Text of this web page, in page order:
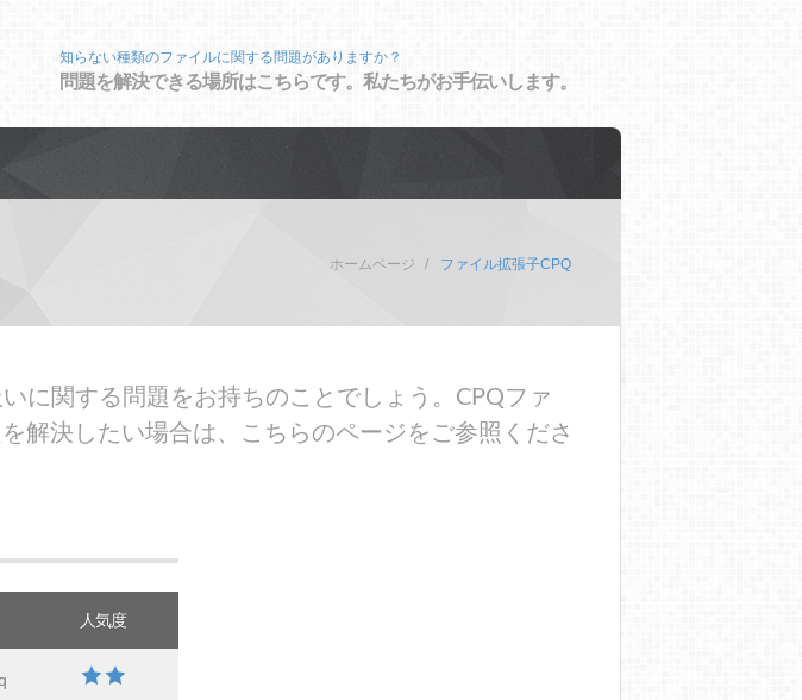
知らない種類のファイルに関する問題がありますか？
問題を解決できる場所はこちらです。私たちがお手伝いします。
ホームページ ファイル拡張子CPQ
に関する問題をお持ちのことでしょう。CPQファ
解決したい場合は、こちらのページをご参照くださ
人気度